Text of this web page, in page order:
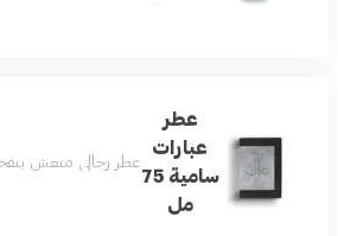
عطر
عبارات
سامية 75
مل
عطر رجالي منعش